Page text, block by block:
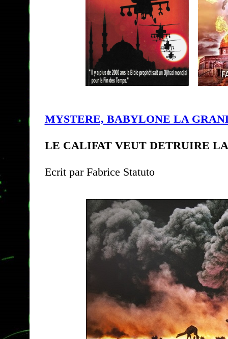
MYSTERE, BABYLONE LA
LE CALIFAT VEUT DETRUIRE
Ecrit par Fabrice Statuto